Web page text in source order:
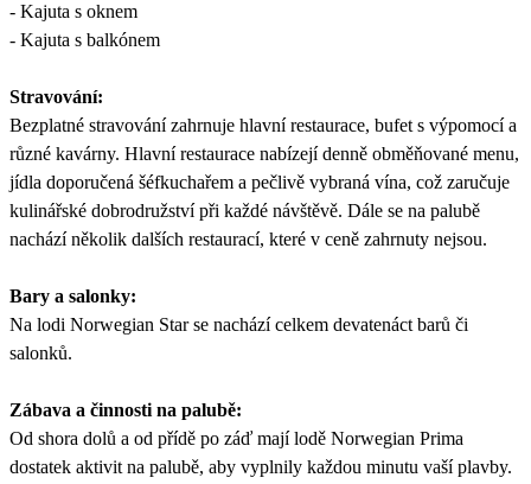
- Kajuta s oknem
- Kajuta s balkónem
Stravování:
Bezplatné stravování zahrnuje hlavní restaurace, bufet s výpomocí a
různé kavárny. Hlavní restaurace nabízejí denně obměňované menu,
jídla doporučená šéfkuchařem a pečlivě vybraná vína, což zaručuje
kulinářské dobrodružství při každé návštěvě. Dále se na palubě
nachází několik dalších restaurací, které v ceně zahrnuty nejsou.
Bary a salonky:
Na lodi Norwegian Star se nachází celkem devatenáct barů či
salonků.
Zábava a činnosti na palubě:
Od shora dolů a od přídě po záď mají lodě Norwegian Prima
dostatek aktivit na palubě, aby vyplnily každou minutu vaší plavby.